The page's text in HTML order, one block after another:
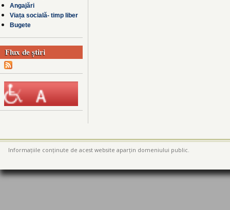
Angajări
Viața socială- timp liber
Bugete
Flux de știri
Informațiile conținute de acest website aparțin domeniului public.